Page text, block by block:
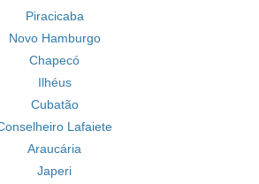
Piracicaba
Novo Hamburgo
Chapecó
Ilhéus
Cubatão
Lafaiete
Araucária
Japeri